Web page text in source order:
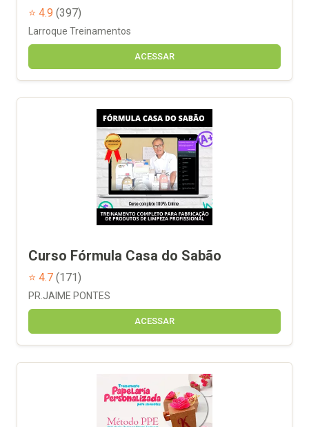
⭐ 4.9 (397)
Larroque Treinamentos
ACESSAR
Curso Fórmula Casa do Sabão
⭐ 4.7 (171)
PR.JAIME PONTES
ACESSAR